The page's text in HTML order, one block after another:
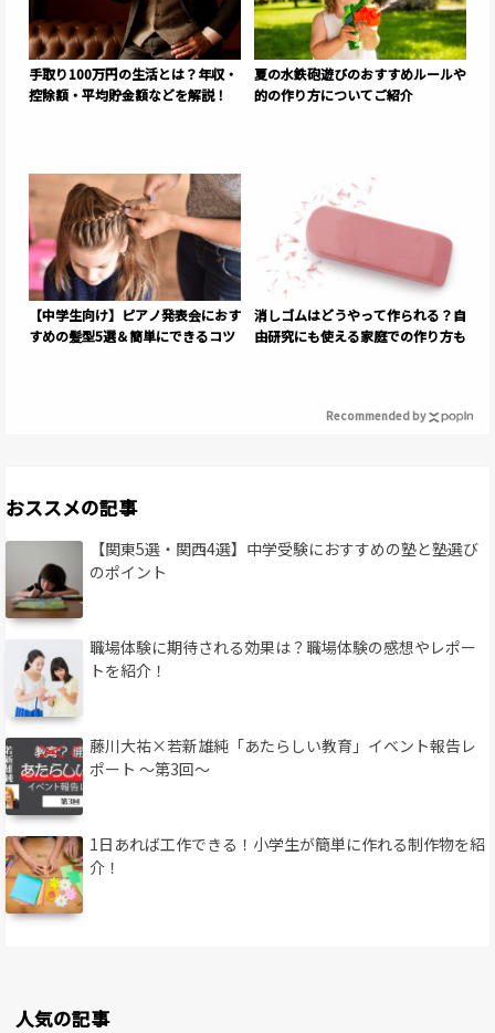
手取り100万円の生活とは？年収・
控除額・平均貯金額などを解説！
夏の水鉄砲遊びのおすすめルールや
的の作り方についてご紹介
【中学生向け】ピアノ発表会におす
すめの髪型5選＆簡単にできるコツ
消しゴムはどうやって作られる？自
由研究にも使える家庭での作り方も
Recommended by
おススメの記事
【関東5選・関西4選】中学受験におすすめの塾と塾選び
のポイント
職場体験に期待される効果は？職場体験の感想やレポー
トを紹介！
藤川大祐×若新雄純「あたらしい教育」イベント報告レ
ポート 〜第3回〜
1日あれば工作できる！小学生が簡単に作れる制作物を紹
介！
人気の記事